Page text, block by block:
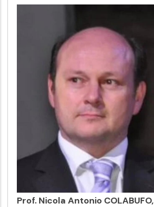
Prof. Nicola Antonio COLABUFO,